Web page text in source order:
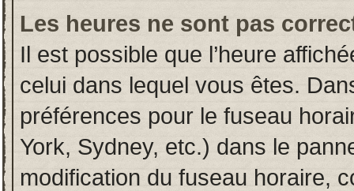
Les heures ne sont pas
Il est possible que l’heure
celui dans lequel vous êtes.
préférences pour le fuseau
York, Sydney, etc.) dans le
modification du fuseau horaire,